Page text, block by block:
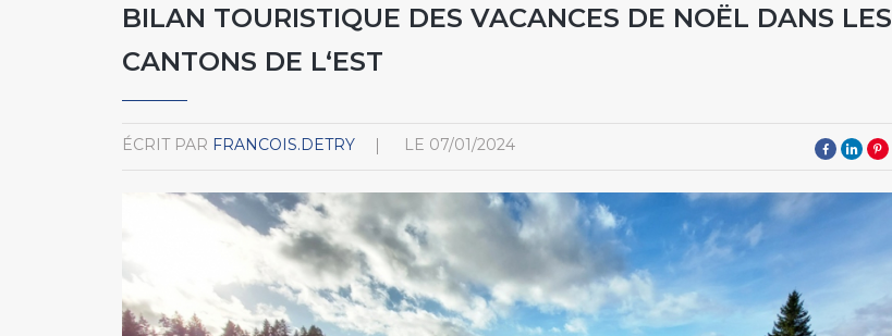
BILAN TOURISTIQUE DES VACANCES DE NOËL DANS LES
CANTONS DE L‘EST
ÉCRIT PAR FRANCOIS.DETRY LE 07/01/2024